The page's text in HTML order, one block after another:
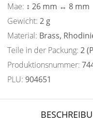
Mae: ↕ 26 mm ↔ 8 mm
Gewicht: 2 g
Material: Brass,
Teile in der Packung: 2
Produktionsnummer:
PLU: 904651